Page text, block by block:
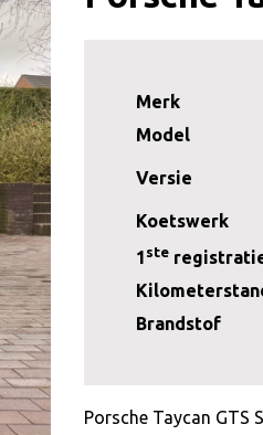
Merk
Model
Versie
Koetswerk
1 ste
Brandstof
Porsche Taycan